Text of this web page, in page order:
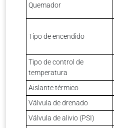
Quemador
Tipo de encendido
Tipo de control de
temperatura
Aislante térmico
Válvula de drenado
Válvula de alivio (PSI)